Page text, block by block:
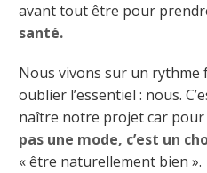
avant tout être pour
santé.
Nous vivons sur un
oublier l’essentiel : nous.
naître notre projet car pour
pas une mode, c’est un
« être naturellement bien ».